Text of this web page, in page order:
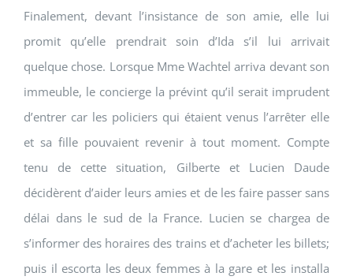
Finalement, devant l’insistance de son amie, elle lui
promit qu’elle prendrait soin d’Ida s’il lui arrivait
quelque chose. Lorsque MmeWachtel arriva devant son
immeuble, le concierge la prévint qu’il serait imprudent
d’entrer car les policiers qui étaient venus l’arrêter elle
et sa fille pouvaient revenir à tout moment. Compte
tenu de cette situation, Gilberte et Lucien Daude
décidèrent d’aider leurs amies et de les faire passer sans
délai dans le sud de la France. Lucien se chargea de
s’informer des horaires des trains et d’acheter les billets;
puis il escorta les deux femmes à la gare et les installa